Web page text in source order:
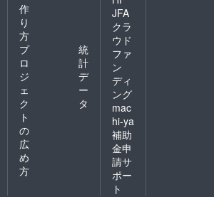
作
り
方
プ
ロ
ジ
ェ
ク
ト
の
広
め
方
統
計
デ
ー
タ
JFA
クラ
ウド
ファ
ン
ディ
ング
mac
hi-ya
補助
金申
請サ
ポー
ト